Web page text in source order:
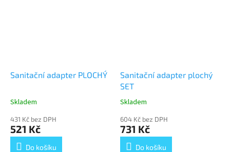
Sanitační adapter PLOCHÝ
Průměrné
produktu
je
5,0
Skladem
431 Kč bez DPH
521 Kč
Do košíku
Sanitační adapter plochý
SET
Průměrné
produktu
je
5,0
Skladem
604 Kč bez DPH
731 Kč
Do košíku